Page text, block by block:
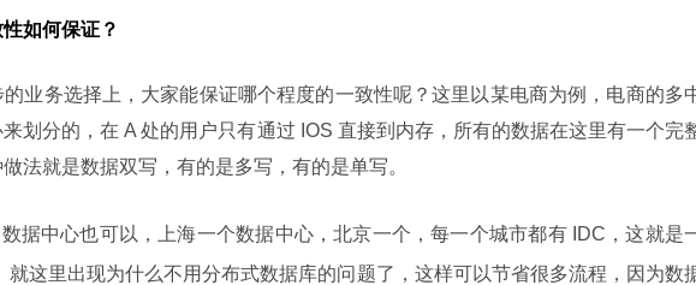
如何保证？
业务选择上，大家能保证哪个程度的一致性呢？这里以某电商为例，电商的多
划分的，在 A 处的用户只有通过 IOS 直接到内存，所有的数据在这里有一个完
法就是数据双写，有的是多写，有的是单写。
据中心也可以，上海一个数据中心，北京一个，每一个城市都有 IDC，这就是
就这里出现为什么不用分布式数据库的问题了，这样可以节省很多流程，因为数